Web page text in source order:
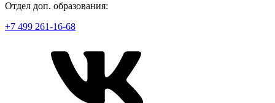
Отдел доп. образования:
+7 499 261-16-68